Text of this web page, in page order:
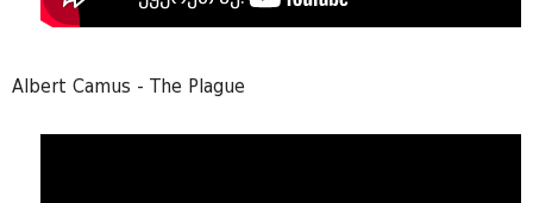
Albert Camus - The Plague